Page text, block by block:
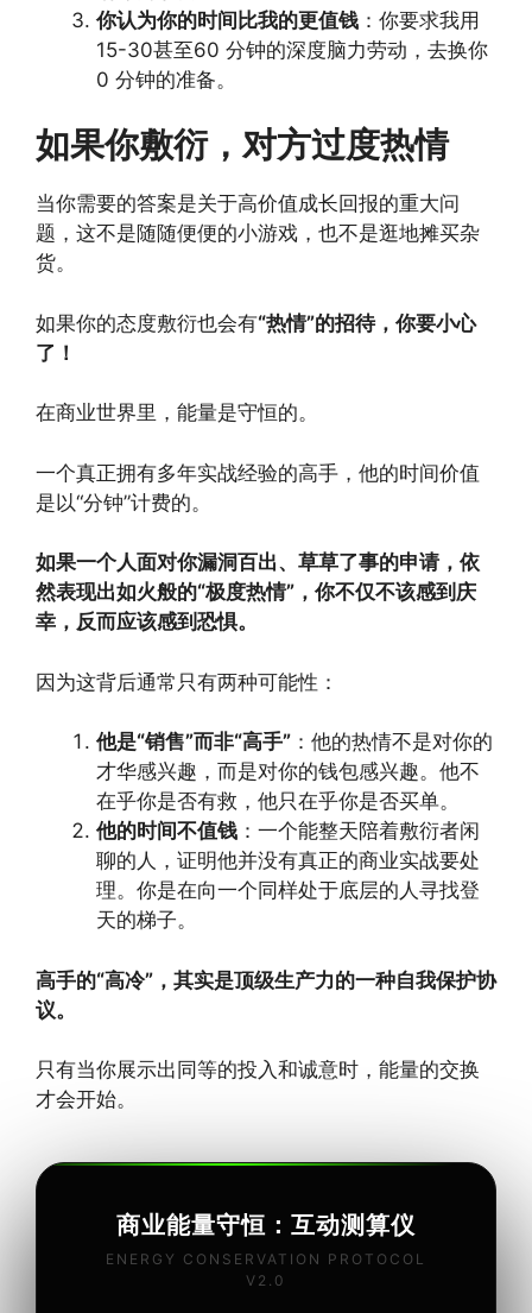
你认为你的时间比我的更值钱 ：你要求我用
15-30甚至60 分钟的深度脑力劳动，去换你
0 分钟的准备。
如果你敷衍，对方过度热情
当你需要的答案是关于高价值成长回报的重大问
题，这不是随随便便的小游戏，也不是逛地摊买杂
货。
如果你的态度敷衍也会有“热情”的招待，你要小心
了！
在商业世界里，能量是守恒的。
一个真正拥有多年实战经验的高手，他的时间价值
是以“分钟”计费的。
如果一个人面对你漏洞百出、草草了事的申请，依
然表现出如火般的“极度热情”，你不仅不该感到庆
幸，反而应该感到恐惧。
因为这背后通常只有两种可能性：
他是“销售”而非“高手” ：他的热情不是对你的
才华感兴趣，而是对你的钱包感兴趣。他不
在乎你是否有救，他只在乎你是否买单。
他的时间不值钱 ：一个能整天陪着敷衍者闲
聊的人，证明他并没有真正的商业实战要处
理。你是在向一个同样处于底层的人寻找登
天的梯子。
高手的“高冷”，其实是顶级生产力的一种自我保护协
议。
只有当你展示出同等的投入和诚意时，能量的交换
才会开始。
商业能量守恒：互动测算仪
ENERGY CONSERVATION PROTOCOL
V2.0